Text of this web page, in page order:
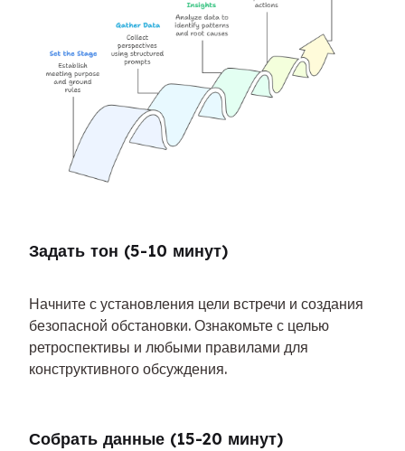
Задать тон (5-10 минут)
Начните с установления цели встречи и создания
безопасной обстановки. Ознакомьте с целью
ретроспективы и любыми правилами для
конструктивного обсуждения.
Собрать данные (15-20 минут)